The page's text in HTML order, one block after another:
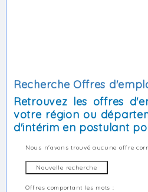
Recherche Offres
Retrouvez les offres
votre région ou
d'intérim en postulant
Nous n'avons trouvé aucune offre
Offres comportant les mots :